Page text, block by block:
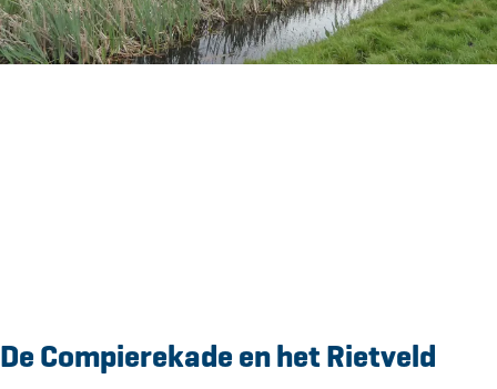
e
r
De Compierekade en het Rietveld